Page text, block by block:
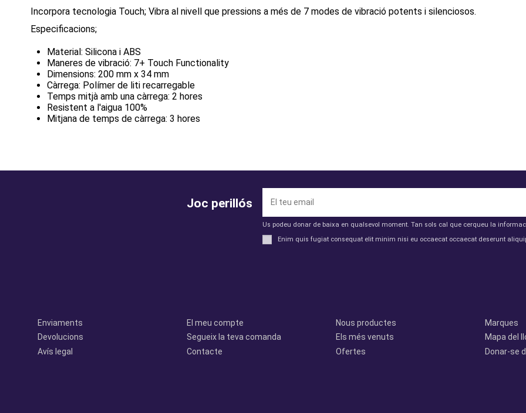
Incorpora tecnologia Touch; Vibra al nivell que pressions a més de 7 modes de vibració potents i silenciosos.
Especificacions;
Material: Silicona i ABS
Maneres de vibració: 7+ Touch Functionality
Dimensions: 200 mm x 34 mm
Càrrega: Polímer de liti recarregable
Temps mitjà amb una càrrega: 2 hores
Resistent a l'aigua 100%
Mitjana de temps de càrrega: 3 hores
Joc perillós
Us podeu donar de baixa en qualsevol moment. Tan sols cal que cerqueu la
Enim quis fugiat consequat elit minim nisi eu occaecat occaecat deserunt
Enviaments
Devolucions
Avís legal
El meu compte
Segueix la teva comanda
Contacte
Nous productes
Els més venuts
Ofertes
Marques
Mapa del
Donar-se